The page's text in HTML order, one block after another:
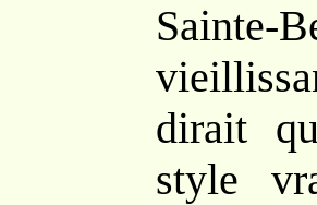
Sainte-
dirait
style